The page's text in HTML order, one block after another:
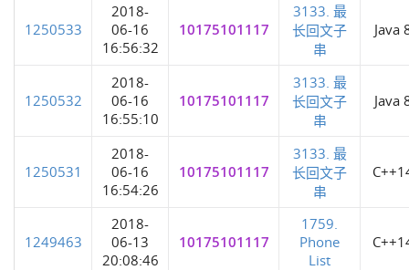
1250533
2018-
06-16
16:56:32
10175101117
3133. 最
长回文子
串
Java
1250532
2018-
06-16
16:55:10
10175101117
3133. 最
长回文子
串
Java
1250531
2018-
06-16
16:54:26
10175101117
3133. 最
长回文子
串
1249463
2018-
06-13
20:08:46
10175101117
1759.
Phone
List